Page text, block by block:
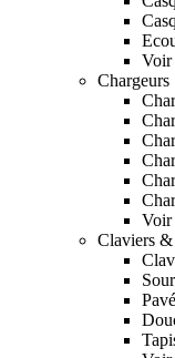
Voir
Chargeurs
Voir
Claviers &